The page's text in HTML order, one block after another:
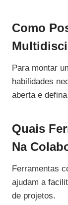
Como
Para montar
habilidades
aberta e
Quais
Na
Ferramentas
ajudam a
de projetos.